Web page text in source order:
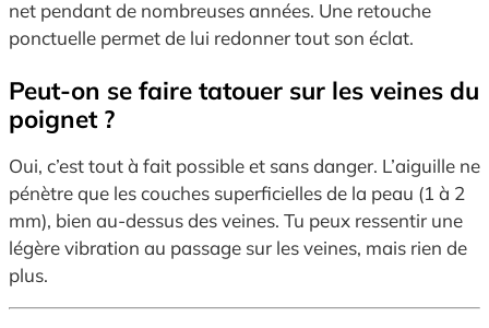
net pendant de nombreuses années. Une retouche
ponctuelle permet de lui redonner tout son éclat.
Peut-on se faire tatouer sur les veines du
poignet ?
Oui, c’est tout à fait possible et sans danger. L’aiguille ne
pénètre que les couches superficielles de la peau (1 à 2
mm), bien au-dessus des veines. Tu peux ressentir une
légère vibration au passage sur les veines, mais rien de
plus.